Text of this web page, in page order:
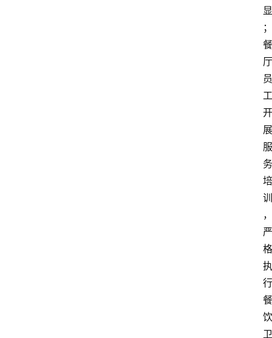
显
；
餐
厅
员
工
开
展
服
务
培
训
，
严
格
执
行
餐
饮
卫